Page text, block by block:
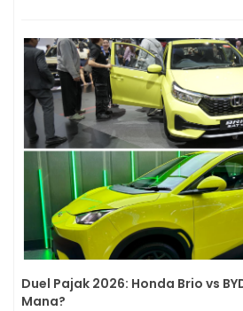
Duel Pajak 2026: Honda Brio vs
Mana?